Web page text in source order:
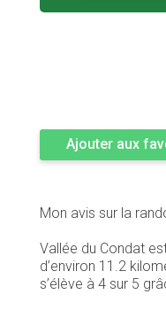
Ajouter aux
Mon avis sur la
Vallée du Condat
d’environ 11.2
s’élève à 4 sur 5